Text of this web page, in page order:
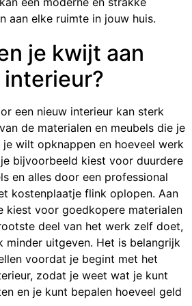
aan elke ruimte in jouw huis.
je kwijt aan
een nieuw interieur kan sterk
de materialen en meubels die je
wilt opknappen en hoeveel werk
bijvoorbeeld kiest voor duurdere
en alles door een professional
kostenplaatje flink oplopen. Aan
kiest voor goedkopere materialen
deel van het werk zelf doet,
minder uitgeven. Het is belangrijk
voordat je begint met het
zodat je weet wat je kunt
en je kunt bepalen hoeveel geld